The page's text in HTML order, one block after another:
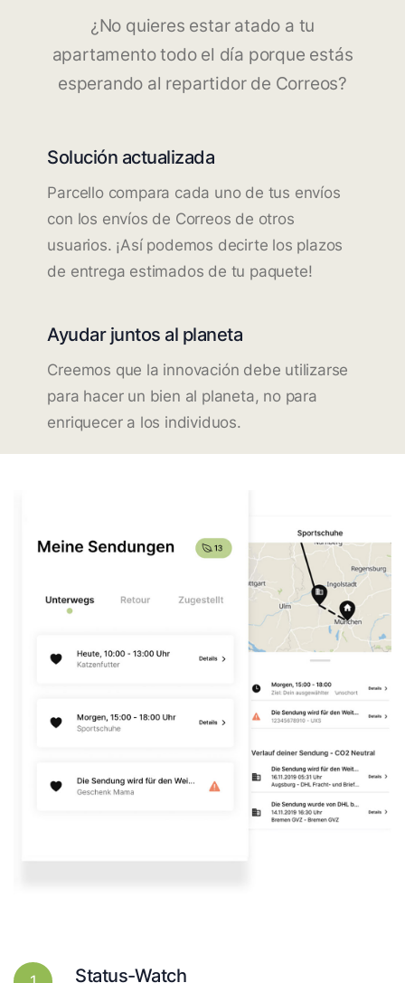
¿No quieres estar atado a tu
apartamento todo el día porque estás
esperando al repartidor de Correos?
Solución actualizada
Parcello compara cada uno de tus envíos
con los envíos de Correos de otros
usuarios. ¡Así podemos decirte los plazos
de entrega estimados de tu paquete!
Ayudar juntos al planeta
Creemos que la innovación debe utilizarse
para hacer un bien al planeta, no para
enriquecer a los individuos.
Status-Watch